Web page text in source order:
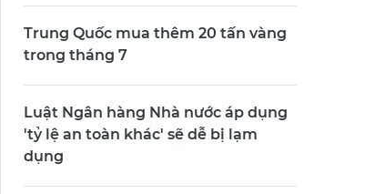
Trung Quốc mua thêm 20 tấn vàng
trong tháng 7
Luật Ngân hàng Nhà nước áp dụng
'tỷ lệ an toàn khác' sẽ dễ bị lạm
dụng